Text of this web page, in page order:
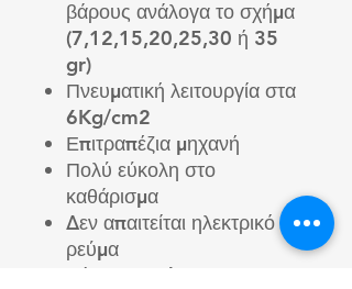
βάρους ανάλογα το σχήμα
(7,12,15,20,25,30 ή 35
gr)
Πνευματική λειτουργία στα
6Kg/cm2
Επιτραπέζια μηχανή
Πολύ εύκολη στο
καθάρισμα
Δεν απαιτείται ηλεκτρικό
ρεύμα
Βάρος : 25 kg